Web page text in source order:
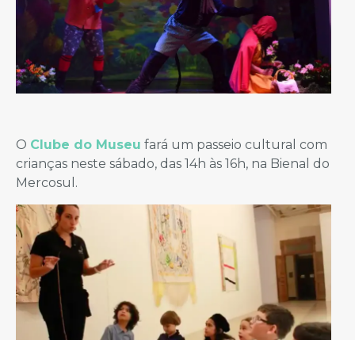
O Clube do Museu fará um passeio cultural com
crianças neste sábado, das 14h às 16h, na Bienal do
Mercosul.